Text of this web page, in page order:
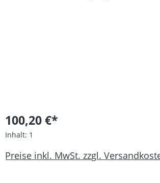
100,20 €*
Inhalt: 1
Preise inkl. MwSt. zzgl.